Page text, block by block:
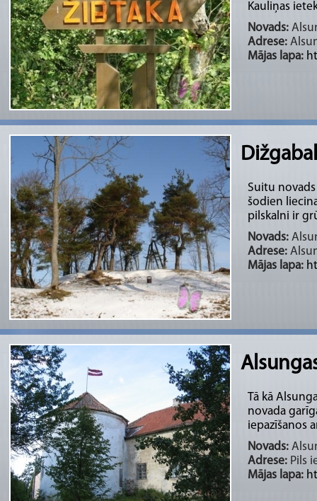
Kauliņas
Novads:
Adrese:
Mājas lapa:
Suitu
šodien
pilskalni ir
Novads:
Adrese:
Mājas lapa:
Tā kā
novada
iepazīšanos
Novads:
Adrese: Pils
Mājas lapa: